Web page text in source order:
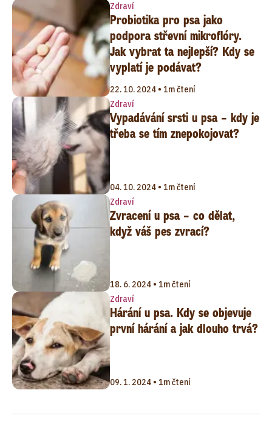
Zdraví
Probiotika pro psa jako
podpora střevní mikroflóry.
Jak vybrat ta nejlepší? Kdy se
vyplatí je podávat?
22. 10. 2024 • 1m čtení
Zdraví
Vypadávání srsti u psa – kdy je
třeba se tím znepokojovat?
04. 10. 2024 • 1m čtení
Zdraví
Zvracení u psa – co dělat,
když váš pes zvrací?
18. 6. 2024 • 1m čtení
Zdraví
Hárání u psa. Kdy se objevuje
první hárání a jak dlouho trvá?
09. 1. 2024 • 1m čtení